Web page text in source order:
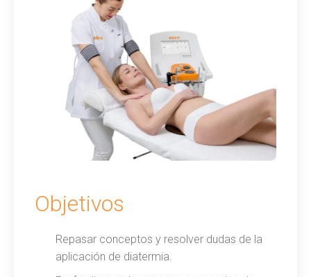
Objetivos
Repasar conceptos y resolver dudas de la
aplicación de diatermia.